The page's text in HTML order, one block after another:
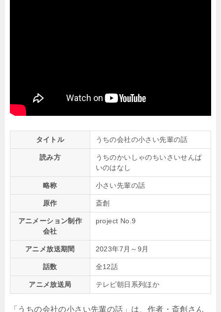
タイトル うちの会社の小さい先輩の話
読み方
うちのかいしゃのちいさいせんぱ
いのはなし
略称 小さい先輩の話
原作 斎創
アニメーション制作
会社
project No.9
アニメ放送期間 2023年7月～9月
話数 全12話
アニメ放送局 テレビ朝日系列ほか
「うちの会社の小さい先輩の話」は、作者・斎創さん